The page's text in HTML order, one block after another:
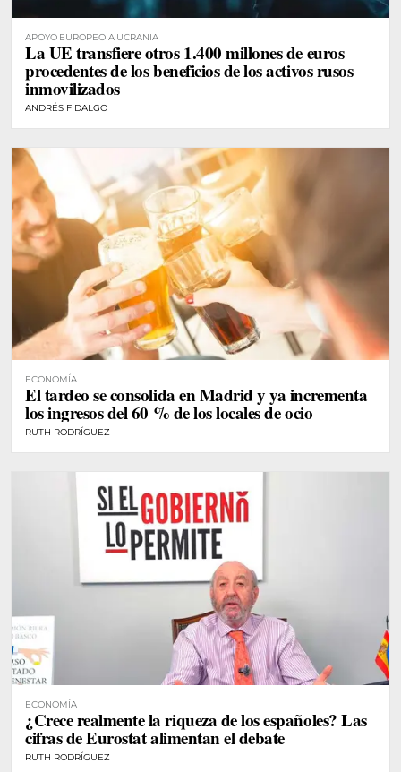
APOYO EUROPEO A UCRANIA
La UE transfiere otros 1.400 millones de euros
procedentes de los beneficios de los activos rusos
inmovilizados
ANDRÉS FIDALGO
ECONOMÍA
El tardeo se consolida en Madrid y ya incrementa
los ingresos del 60 % de los locales de ocio
RUTH RODRÍGUEZ
ECONOMÍA
¿Crece realmente la riqueza de los españoles? Las
cifras de Eurostat alimentan el debate
RUTH RODRÍGUEZ